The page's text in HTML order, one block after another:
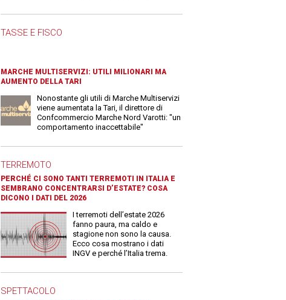
TASSE E FISCO
MARCHE MULTISERVIZI: UTILI MILIONARI MA
AUMENTO DELLA TARI
Nonostante gli utili di Marche Multiservizi
viene aumentata la Tari, il direttore di
Confcommercio Marche Nord Varotti: "un
comportamento inaccettabile"
TERREMOTO
PERCHÉ CI SONO TANTI TERREMOTI IN ITALIA E
SEMBRANO CONCENTRARSI D’ESTATE? COSA
DICONO I DATI DEL 2026
I terremoti dell’estate 2026
fanno paura, ma caldo e
stagione non sono la causa.
Ecco cosa mostrano i dati
INGV e perché l’Italia trema.
SPETTACOLO